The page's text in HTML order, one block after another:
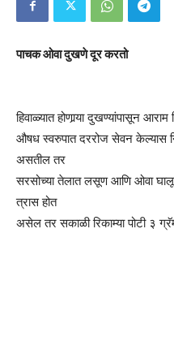
पाचक ओवा दुखणे दूर करतो
हिवाळ्यात होणार्‍या दुखण्यांपासून
औषध स्वरुपात दररोज सेवन केल्यास
असतील तर
सरसोच्या तेलात लसूण आणि ओवा
त्रास होत
असेल तर सकाळी रिकाम्या पोटी ३